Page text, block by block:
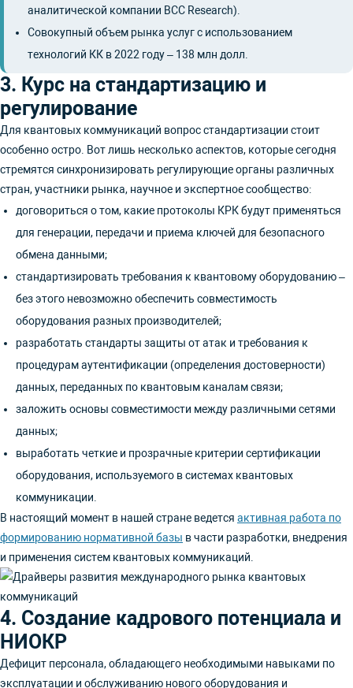
аналитической компании BCC Research).
Совокупный объем рынка услуг с использованием
технологий КК в 2022 году – 138 млн долл.
3. Курс на стандартизацию и
регулирование
Для квантовых коммуникаций вопрос стандартизации стоит
особенно остро. Вот лишь несколько аспектов, которые сегодня
стремятся синхронизировать регулирующие органы различных
стран, участники рынка, научное и экспертное сообщество:
договориться о том, какие протоколы КРК будут применяться
для генерации, передачи и приема ключей для безопасного
обмена данными;
стандартизировать требования к квантовому оборудованию –
без этого невозможно обеспечить совместимость
оборудования разных производителей;
разработать стандарты защиты от атак и требования к
процедурам аутентификации (определения достоверности)
данных, переданных по квантовым каналам связи;
заложить основы совместимости между различными сетями
данных;
выработать четкие и прозрачные критерии сертификации
оборудования, используемого в системах квантовых
коммуникации.
В настоящий момент в нашей стране ведется активная работа по
формированию нормативной базы в части разработки, внедрения
и применения систем квантовых коммуникаций.
4. Создание кадрового потенциала и
НИОКР
Дефицит персонала, обладающего необходимыми навыками по
эксплуатации и обслуживанию нового оборудования и